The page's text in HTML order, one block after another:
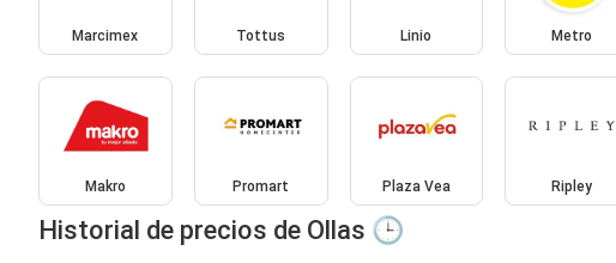
Marcimex Tottus Linio Metro
Makro Promart Plaza Vea Ripley
Historial de precios de Ollas 🕒